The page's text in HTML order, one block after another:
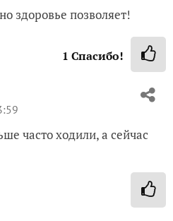
здоровье позволяет!
1 Спасибо!
часто ходили, а сейчас